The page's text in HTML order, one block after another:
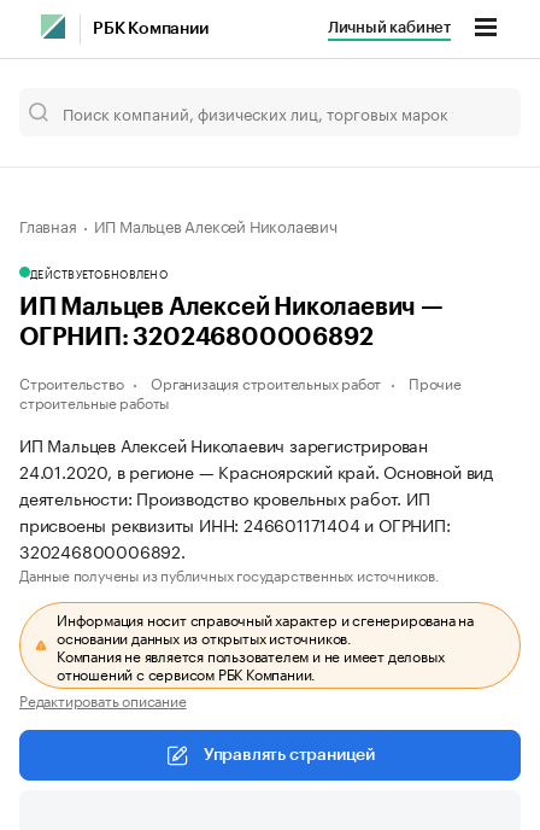
РБК Компании Личный кабинет
Главная ИП Мальцев Алексей Николаевич
ДЕЙСТВУЕТОБНОВЛЕНО
ИП Мальцев Алексей Николаевич —
ОГРНИП: 320246800006892
Строительство Организация строительных работ
Прочие
строительные работы
ИП Мальцев Алексей Николаевич зарегистрирован
24.01.2020, в регионе — Красноярский край. Основной вид
деятельности: Производство кровельных работ. ИП
присвоены реквизиты ИНН: 246601171404 и ОГРНИП:
320246800006892.
Данные получены из публичных государственных источников.
Информация носит справочный характер и сгенерирована на
основании данных из открытых источников.
Компания не является пользователем и не имеет деловых
отношений с сервисом РБК Компании.
Редактировать описание
Управлять страницей